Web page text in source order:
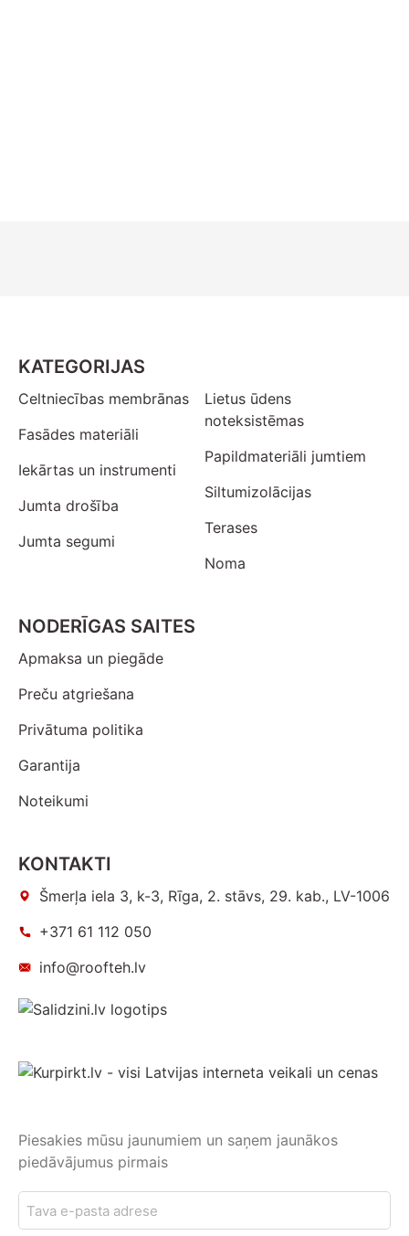
KATEGORIJAS
Celtniecības membrānas
Fasādes materiāli
Iekārtas un instrumenti
Jumta drošība
Jumta segumi
Lietus ūdens
noteksistēmas
Papildmateriāli jumtiem
Siltumizolācijas
Terases
Noma
NODERĪGAS SAITES
Apmaksa un piegāde
Preču atgriešana
Privātuma politika
Garantija
Noteikumi
KONTAKTI
Šmerļa iela 3, k-3, Rīga, 2. stāvs, 29. kab., LV-1006
+371 61 112 050
info@roofteh.lv
Piesakies mūsu jaunumiem un saņem jaunākos
piedāvājumus pirmais